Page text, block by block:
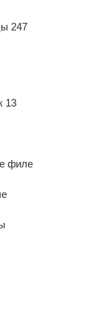
247
13
филе